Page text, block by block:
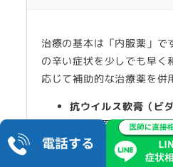
治療の基本は「内服薬」で
の辛い症状を少しでも早く
応じて補助的な治療薬を併
抗ウイルス軟膏（ビ
皮膚表面のウイルス
護します。内服薬と
の治癒をサポートす